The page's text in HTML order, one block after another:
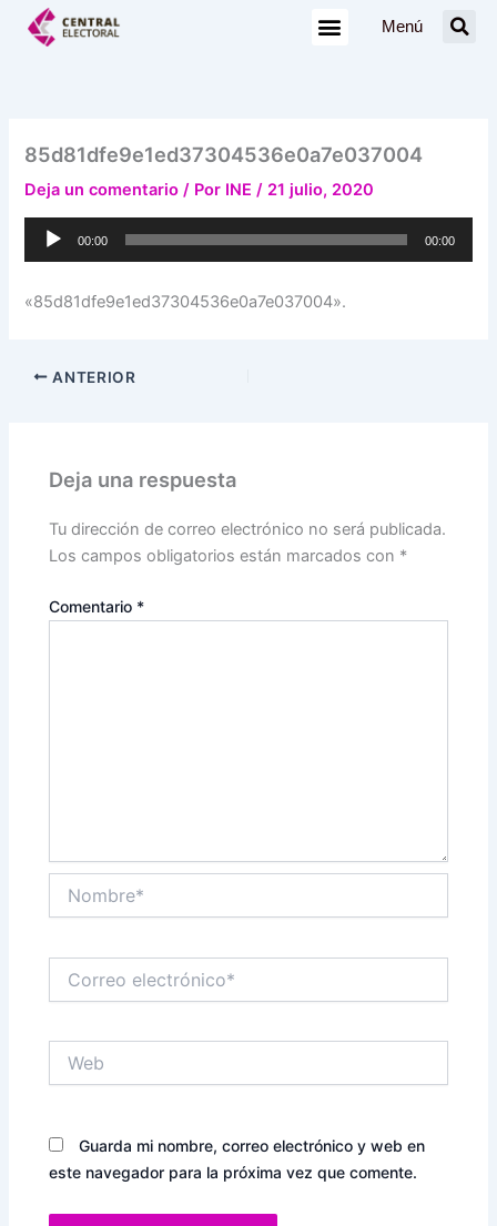
Menú
85d81dfe9e1ed37304536e0a7e037004
Deja un comentario / Por INE/ 21 julio, 2020
Reproductor
00:00 00:00
«85d81dfe9e1ed37304536e0a7e037004».
ANTERIOR
Deja una respuesta
Tu dirección de correo electrónico no será publicada.
Los campos obligatorios están marcados con *
Comentario *
electrónico*
Guarda mi nombre, correo electrónico y web en
este navegador para la próxima vez que comente.